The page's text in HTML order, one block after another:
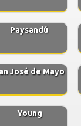
Paysandú
José de Mayo
Young